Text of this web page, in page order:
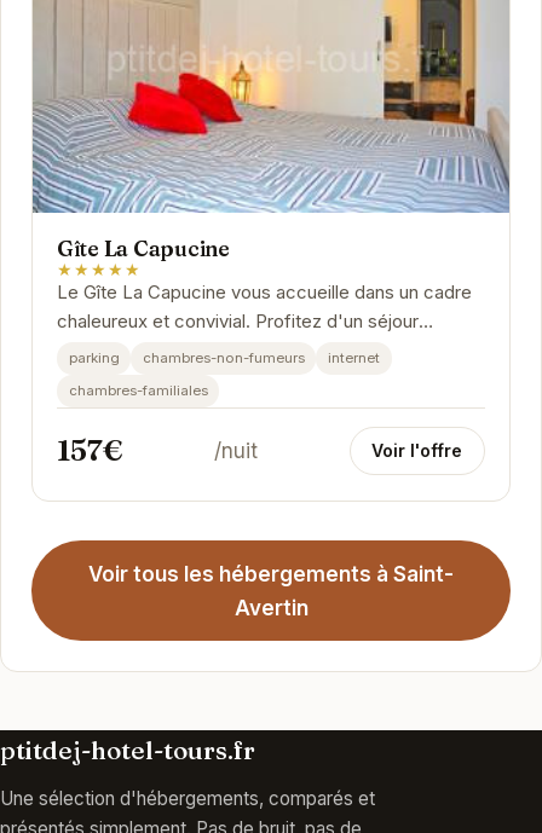
Gîte La Capucine
★★★★★
Le Gîte La Capucine vous accueille dans un cadre
chaleureux et convivial. Profitez d'un séjour
paisible dans ce gîte entièrement équipé,...
parking chambres-non-fumeurs
internet
chambres-familiales
157€ /nuit Voir l'offre
Voir tous les hébergements à Saint-
Avertin
ptitdej-hotel-tours.fr
Une sélection d'hébergements, comparés et